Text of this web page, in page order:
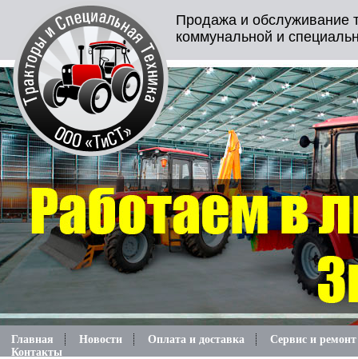
Продажа и обслуживание
коммунальной и
Главная Новости Оплата и доставка
Сервис и ремонт
Контакты